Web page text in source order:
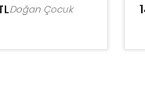
Doğan Çocuk